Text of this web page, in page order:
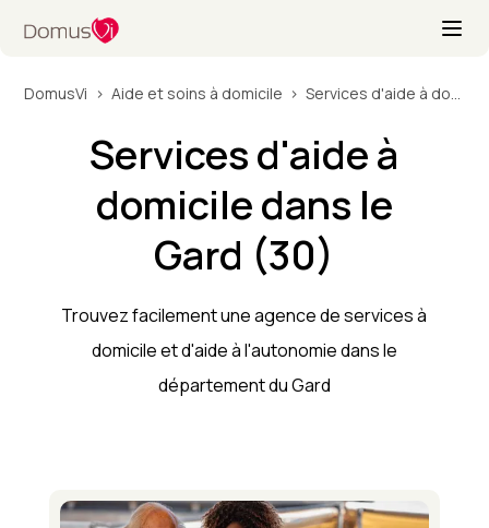
DomusVi Aide et soins à domicile Services d'aide à domicile dans le Gard (30)
Services d'aide à
domicile dans le
Gard (30)
Trouvez facilement une agence de services à
domicile et d'aide à l'autonomie dans le
département du Gard